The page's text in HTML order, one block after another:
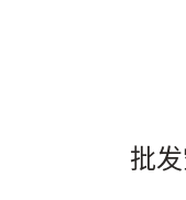
批